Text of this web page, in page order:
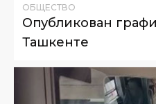
ОБЩЕСТВО
Опубликован
Ташкенте